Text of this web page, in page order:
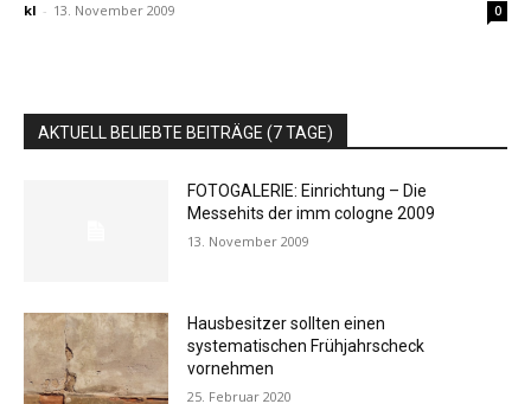
kl - 13. November 2009 0
AKTUELL BELIEBTE BEITRÄGE (7 TAGE)
FOTOGALERIE: Einrichtung – Die
Messehits der imm cologne 2009
13. November 2009
Hausbesitzer sollten einen
systematischen Frühjahrscheck
vornehmen
25. Februar 2020